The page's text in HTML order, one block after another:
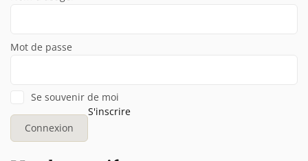
Mot de passe
Se souvenir de moi
S'inscrire